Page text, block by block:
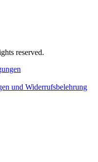
reserved.
und Widerrufsbelehrung